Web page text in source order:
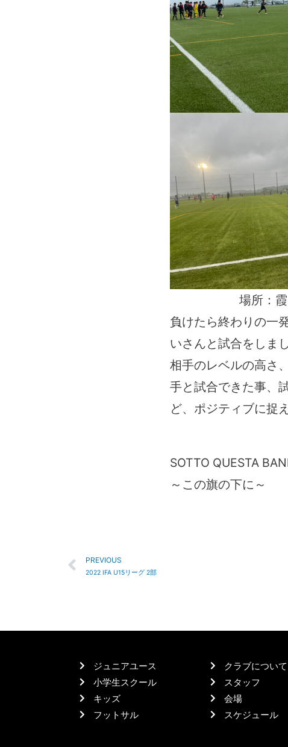
場所：
負けたら終わりの一
いさんと試合をしま
相手のレベルの高さ
手と試合できた事、
ど、ポジティブに捉
SOTTO QUESTA
～この旗の下に～
PREVIOUS
2022 IFA U15リーグ 2部
ジュニアユース
小学生スクール
キッズ
フットサル
クラブについて
スタッフ
会場
スケジュール